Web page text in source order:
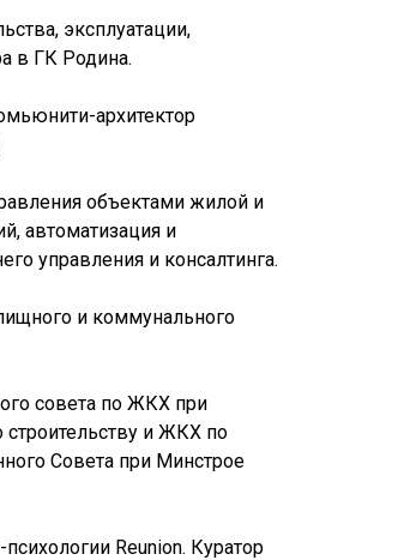
эксплуатации,
в ГК Родина.
архитектор
объектами жилой и
автоматизация и
управления и консалтинга.
и коммунального
совета по ЖКХ при
и ЖКХ по
Совета при Минстрое
Reunion. Куратор